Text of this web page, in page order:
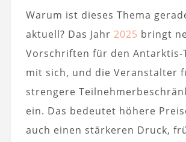
Warum ist dieses Thema
aktuell? Das Jahr 2025 bringt
Vorschriften für den Antarktis-
mit sich, und die Veranstalter
strengere
ein. Das bedeutet höhere
auch einen stärkeren Druck,